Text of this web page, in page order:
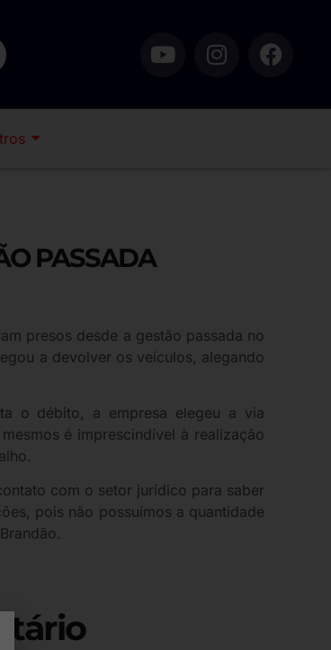
PASSADA
presos desde a gestão passada no
a devolver os veículos, alegando
o débito, a empresa elegeu a via
é imprescindível à realização
com o setor jurídico para saber
pois não possuímos a quantidade